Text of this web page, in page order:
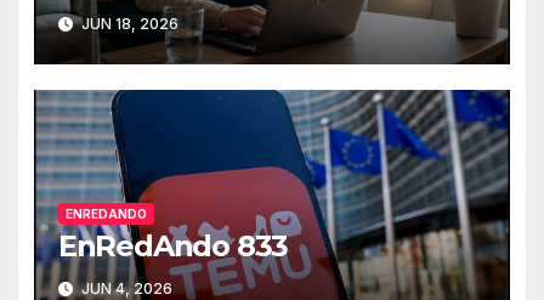
JUN 18, 2026
ENREDANDO
EnRedAndo 833
JUN 4, 2026